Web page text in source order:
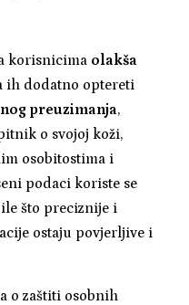
korisnicima olakša
ih dodatno optereti
preuzimanja,
o svojoj koži,
osobitostima i
podaci koriste se
što preciznije i
ostaju povjerljive i
o zaštiti osobnih